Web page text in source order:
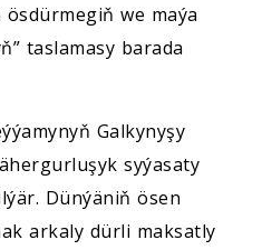
we maýa
taslamasy barada
Galkynyşy
syýasaty
Dünýäniň ösen
arkaly dürli maksatly